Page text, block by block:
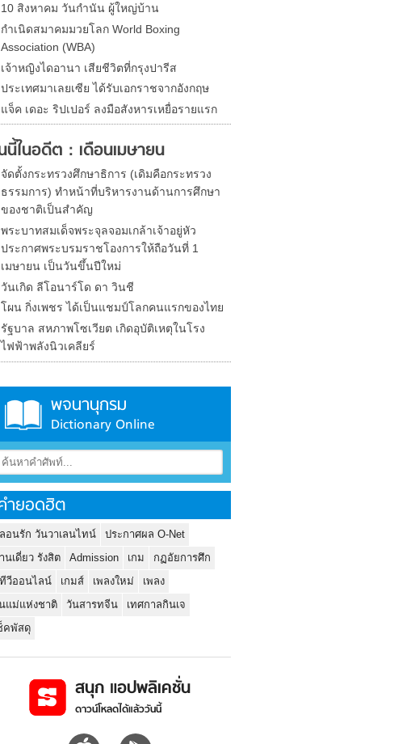
10 สิงหาคม วันกำนัน ผู้ใหญ่บ้าน
กำเนิดสมาคมมวยโลก World Boxing
Association (WBA)
เจ้าหญิงไดอานา เสียชีวิตที่กรุงปารีส
ประเทศมาเลยเซีย ได้รับเอกราชจากอังกฤษ
แจ็ค เดอะ ริปเปอร์ ลงมือสังหารเหยื่อรายแรก
นี้ในอดีต : เดือนเมษายน
จัดตั้งกระทรวงศึกษาธิการ (เดิมคือกระทรวง
ธรรมการ) ทำหน้าที่บริหารงานด้านการศึกษา
ของชาติเป็นสำคัญ
พระบาทสมเด็จพระจุลจอมเกล้าเจ้าอยู่หัว
ประกาศพระบรมราชโองการให้ถือวันที่ 1
เมษายน เป็นวันขึ้นปีใหม่
วันเกิด ลีโอนาร์โด ดา วินชี
โผน กิ่งเพชร ได้เป็นแชมป์โลกคนแรกของไทย
รัฐบาล สหภาพโซเวียต เกิดอุบัติเหตุในโรง
ไฟฟ้าพลังนิวเคลียร์
พจนานุกรม
Dictionary Online
ำยอดฮิต
อนรัก วันวาเลนไทน์
ประกาศผล O-Net
นเดี่ยว รังสิต
Admission เกม
กฏอัยการศึก
วีออนไลน์
เกมส์ เพลงใหม่
เพลง
แม่แห่งชาติ
วันสารทจีน
เทศกาลกินเจ
คพัสดุ
สนุก แอปพลิเคชั่น
ดาวน์โหลดได้แล้ววันนี้